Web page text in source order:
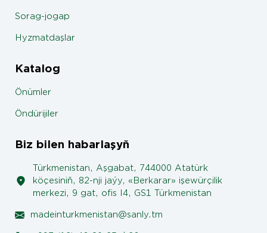
Sorag-jogap
Hyzmatdaşlar
Katalog
Önümler
Öndürijiler
Biz bilen habarlaşyň
Türkmenistan, Aşgabat, 744000 Atatürk
köçesiniň, 82-nji jaýy, «Berkarar» işewürçilik
merkezi, 9 gat, ofis I4, GS1 Türkmenistan
madeinturkmenistan@sanly.tm